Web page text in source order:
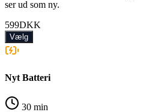
ser ud som ny.
599DKK
Vælg
Nyt Batteri
30 min